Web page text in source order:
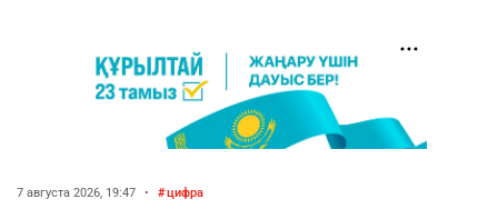
7 августа 2026, 19:47 • цифра